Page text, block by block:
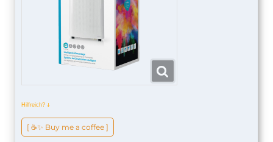
Hilfreich? ↆ
[ ☕️✨ Buy me a coffee ]